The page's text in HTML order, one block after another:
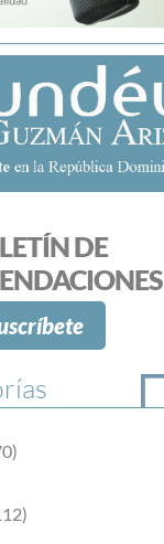
DE